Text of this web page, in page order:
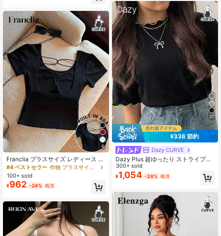
4
Franclia プラスサイズ レディース 無
地 ホローバック ストラップ付き パ
ッド入り 半袖Tシャツ
#4 ベストセラー
作物 プラスサイズの女性のトップス
100+ sold
¥962 -24% 概算
27
¥336 節約
Dazy CURVE
Dazy Plus 超ゆったり ストライプ柄
半袖 ブラック＆ホワイト 夏用Tシャ
ツ
300+ sold
¥1,054 -24% 概算